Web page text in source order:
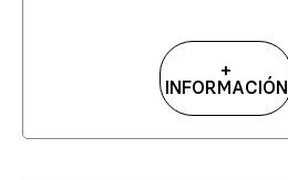
+
INFORMACIÓN